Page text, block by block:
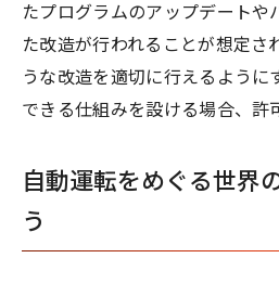
たプログラムのアップデートや
た改造が行われることが想定さ
うな改造を適切に行えるように
できる仕組みを設ける場合、許
自動運転をめぐる世界
う